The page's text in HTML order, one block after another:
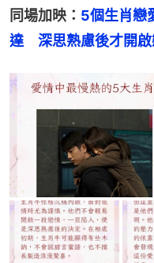
同場加映： 5個生肖戀
達　深思熟慮後才開